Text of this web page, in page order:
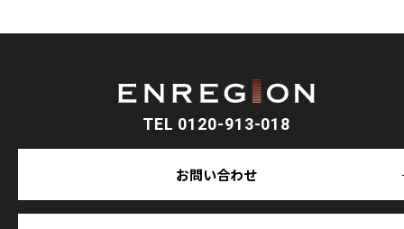
TEL 0120-913-018
お問い合わせ